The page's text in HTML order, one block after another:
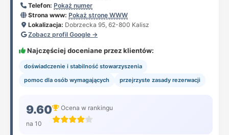
Telefon: Pokaż numer
Strona www: Pokaż stronę WWW
Lokalizacja: Dobrzecka 95, 62-800 Kalisz
Zobacz profil Google →
Najczęściej doceniane przez klientów:
doświadczenie i stabilność stowarzyszenia
pomoc dla osób wymagających
przejrzyste zasady rezerwacji
9.60
na 10
Ocena w rankingu